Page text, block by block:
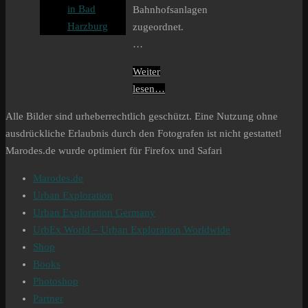
Bahnhofsanlagen
zugeordnet.
…
Weiter
lesen…
in Bad
Harzburg
Alle Bilder sind urheberrechtlich geschützt. Eine Nutzung ohne
ausdrückliche Erlaubnis durch den Fotografen ist nicht gestattet!
Marodes.de wurde optimiert für Firefox und Safari
Marodes.de
Urban Exploration
Urban Exploration Germany
UrbEx World – Urban Exploration Worldwide
Shop
Books
Photoshop
Partner